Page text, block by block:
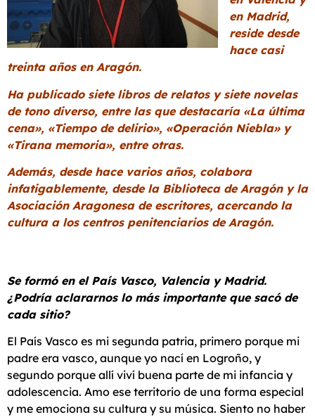
en Madrid,
reside desde
hace casi
treinta años en Aragón.
Ha publicado siete libros de relatos y siete novelas
de tono diverso, entre las que destacaría «La última
cena», «Tiempo de delirio», «Operación Niebla» y
«Tirana memoria», entre otras.
Además, desde hace varios años, colabora
infatigablemente, desde la Biblioteca de Aragón y la
Asociación Aragonesa de escritores, acercando la
cultura a los centros penitenciarios de Aragón.
Se formó en el País Vasco, Valencia y Madrid.
¿Podría aclararnos lo más importante que sacó de
cada sitio?
El País Vasco es mi segunda patria, primero porque mi
padre era vasco, aunque yo nací en Logroño, y
segundo porque allí viví buena parte de mi infancia y
adolescencia. Amo ese territorio de una forma especial
y me emociona su cultura y su música. Siento no haber